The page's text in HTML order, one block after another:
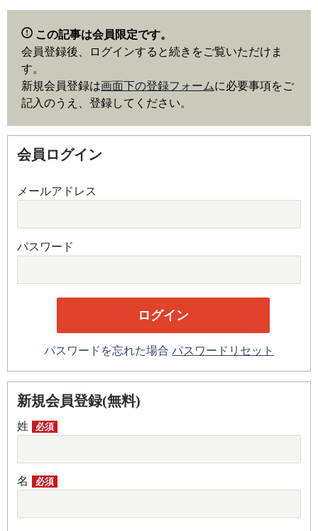
この記事は会員限定です。
会員登録後、ログインすると続きをご覧いただけま
す。
新規会員登録は画面下の登録フォームに必要事項をご
記入のうえ、登録してください。
会員ログイン
メールアドレス
パスワード
パスワードを忘れた場合 パスワードリセット
新規会員登録(無料)
姓 必須
名 必須